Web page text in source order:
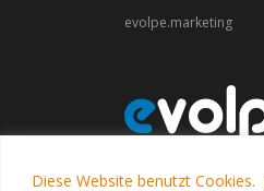
Diese Website benutzt Cookies.
evolpe.marketing